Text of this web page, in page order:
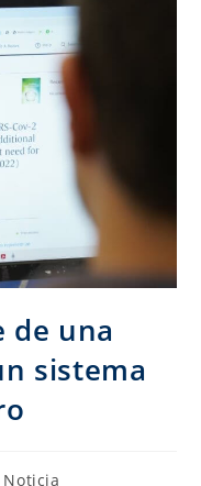
de una
sistema
Noticia